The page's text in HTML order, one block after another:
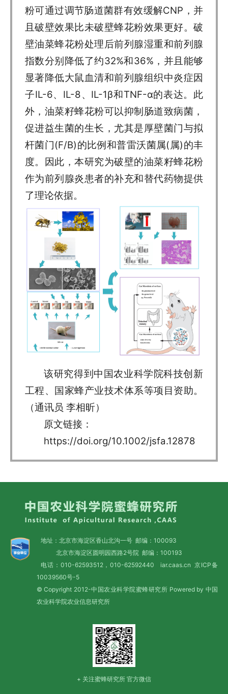
粉可通过调节肠道菌群有效缓解CNP，并
且破壁效果比未破壁蜂花粉效果更好。破
壁油菜蜂花粉处理后前列腺湿重和前列腺
指数分别降低了约32%和36%，并且能够
显著降低大鼠血清和前列腺组织中炎症因
子IL-6、IL-8、IL-1β和TNF-α的表达。此
外，油菜籽蜂花粉可以抑制肠道致病菌，
促进益生菌的生长，尤其是厚壁菌门与拟
杆菌门(F/B)的比例和普雷沃菌属(属)的丰
度。因此，本研究为破壁的油菜籽蜂花粉
作为前列腺炎患者的补充和替代药物提供
了理论依据。
该研究得到中国农业科学院科技创新
工程、国家蜂产业技术体系等项目资助。
（通讯员 李相昕）
原文链接：
https://doi.org/10.1002/jsfa.12878
地址：北京市海淀区香山北沟一号 邮编：100093
北京市海淀区圆明园西路2号院 邮编：100193
电话：010-62593512，010-62592440 iar.caas.cn 京ICP备
10039560号-5
© Copyright 2012-中国农业科学院蜜蜂研究所 Powered by 中国
农业科学院农业信息研究所
+ 关注蜜蜂研究所 官方微信